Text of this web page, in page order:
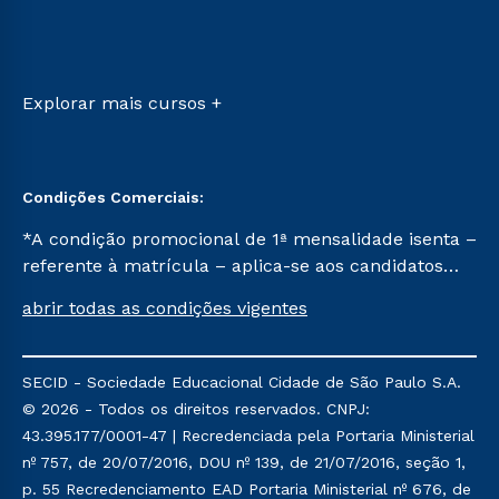
Vestibular Mérito
Vestibular Solidário
Canais de Atendimento
Explorar mais cursos +
Condições Comerciais:
*A condição promocional de 1ª mensalidade isenta –
referente à matrícula – aplica-se aos candidatos
na prova on-line ou agendada, que ofertam bolsas
semestre vigente, que ainda não tenham efetivado
e/ou não tenham cancelado ou trancado sua
matrícula em uma das Instituições da Cruzeiro do
Sul Educacional, no período de um ano. Tais
condições não se aplicam aos cursos de Medicina, e
abrir todas as condições vigentes
SECID - Sociedade Educacional Cidade de São Paulo S.A.
© 2026 - Todos os direitos reservados. CNPJ:
43.395.177/0001-47 | Recredenciada pela Portaria Ministerial
nº 757, de 20/07/2016, DOU nº 139, de 21/07/2016, seção 1,
p. 55 Recredenciamento EAD Portaria Ministerial nº 676, de